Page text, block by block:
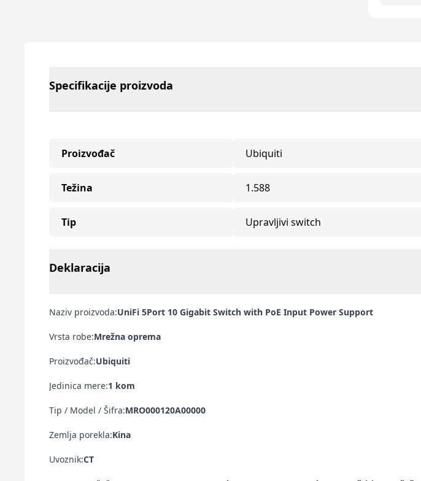
Specifikacije proizvoda
Proizvođač Ubiquiti
Težina 1.588
Tip Upravljivi switch
Deklaracija
Naziv proizvoda:UniFi 5Port 10 Gigabit Switch with PoE Input Power Support
Vrsta robe:Mrežna oprema
Proizvođač:Ubiquiti
Jedinica mere:1 kom
Tip / Model / Šifra:MRO000120A00000
Zemlja porekla:Kina
Uvoznik:CT